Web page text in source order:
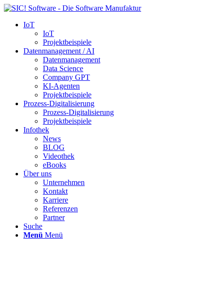
IoT
IoT
Projektbeispiele
Datenmanagement / AI
Datenmanagement
Data Science
Company GPT
KI-Agenten
Projektbeispiele
Prozess-Digitalisierung
Prozess-Digitalisierung
Projektbeispiele
Infothek
News
BLOG
Videothek
eBooks
Über uns
Unternehmen
Kontakt
Karriere
Referenzen
Partner
Suche
Menü Menü